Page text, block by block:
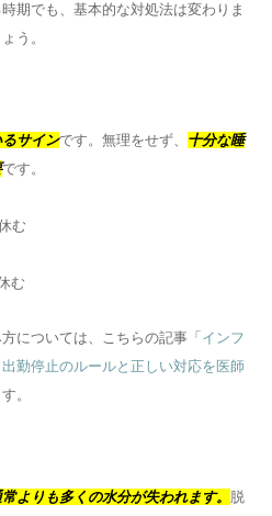
期でも、基本的な対処法は変わりま
う。
サインです。無理をせず、 十分な睡
です。
む
む
については、こちらの記事「 インフ
勤停止のルールと正しい対応を医師
。
よりも多くの水分が失われます。 脱